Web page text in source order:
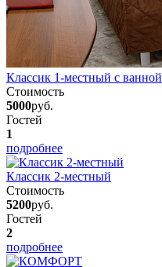
Классик 1-местный с ванной
Стоимость
5000руб.
Гостей
1
подробнее
Классик 2-местный
Стоимость
5200руб.
Гостей
2
подробнее